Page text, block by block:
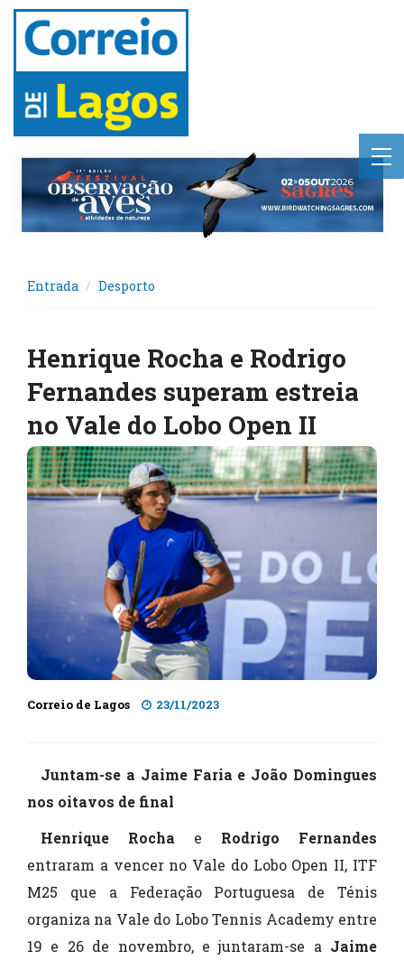
Entrada Desporto
Henrique Rocha e Rodrigo
Fernandes superam estreia
no Vale do Lobo Open II
Correio de Lagos 23/11/2023
Juntam-se a Jaime Faria e João Domingues
nos oitavos de final
Henrique Rocha e Rodrigo Fernandes
entraram a vencer no Vale do Lobo Open II, ITF
M25 que a Federação Portuguesa de Ténis
organiza na Vale do Lobo Tennis Academy entre
19 e 26 de novembro, e juntaram-se a Jaime